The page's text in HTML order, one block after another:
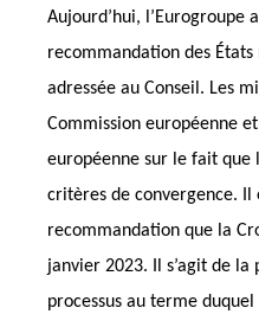
Aujourd’hui, l’Eurogroupe
recommandation des
adressée au Conseil. Les
Commission européenne
européenne sur le fait que
critères de convergence. Il
recommandation que la
janvier 2023. Il s’agit de la
processus au terme duquel